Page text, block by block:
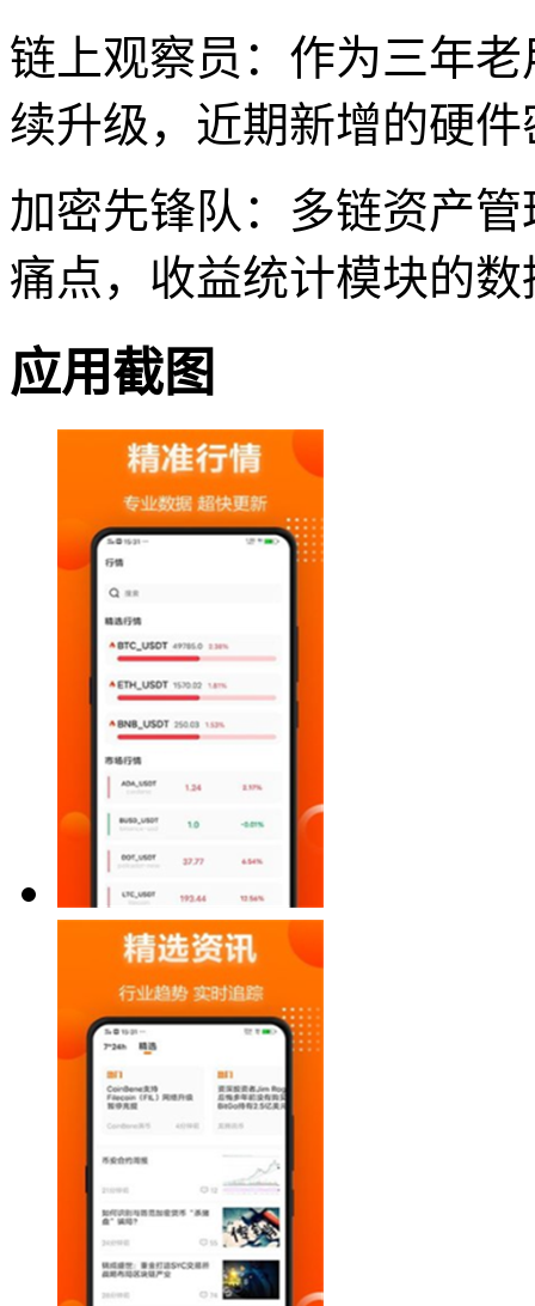
链上观察员：作为三年
续升级，近期新增的硬
加密先锋队：多链资产
痛点，收益统计模块的
应用截图